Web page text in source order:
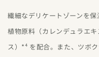
繊細なデリケートゾーンを
植物原料（カレンデュラエ
ス）*⁴ を配合。また、ツボ